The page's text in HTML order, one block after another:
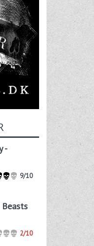
-
9/10
2/10